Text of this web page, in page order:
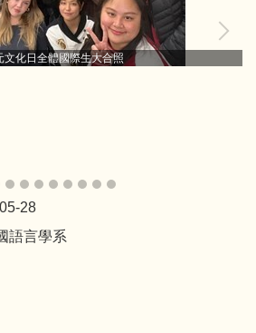
文化日全體國際生大合照
28
語言學系